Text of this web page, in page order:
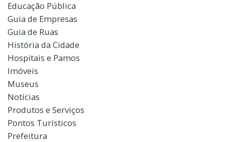
Educação Pública
Guia de Empresas
Guia de Ruas
História da Cidade
Hospitais e Pamos
Imóveis
Museus
Notícias
Produtos e Serviços
Pontos Turísticos
Prefeitura